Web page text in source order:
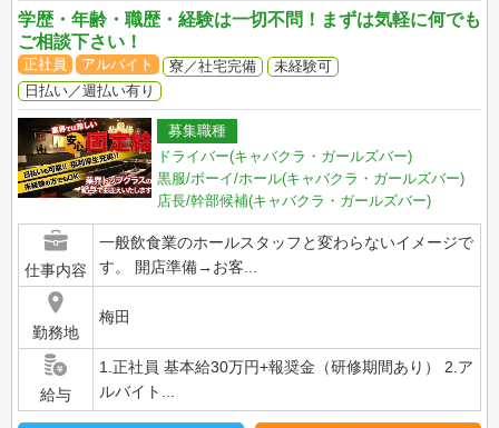
学歴・年齢・職歴・経験は一切不問！まずは気軽に何でも
ご相談下さい！
正社員 アルバイト 寮／社宅完備
未経験可
日払い／週払い有り
募集職種
ドライバー(キャバクラ・ガールズバー)
黒服/ボーイ/ホール(キャバクラ・ガールズバー)
店長/幹部候補(キャバクラ・ガールズバー)
仕事内容
一般飲食業のホールスタッフと変わらないイメージで
す。 開店準備→お客...
勤務地
梅田
給与
1.正社員 基本給30万円+報奨金（研修期間あり） 2.ア
ルバイト...